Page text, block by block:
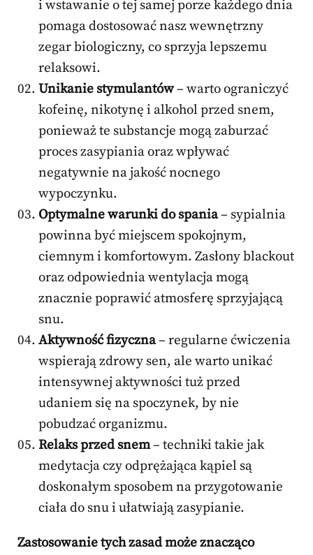
i wstawanie o tej samej porze każdego dnia
pomaga dostosować nasz wewnętrzny
zegar biologiczny, co sprzyja lepszemu
relaksowi.
Unikanie stymulantów– warto ograniczyć
kofeinę, nikotynę i alkohol przed snem,
ponieważ te substancje mogą zaburzać
proces zasypiania oraz wpływać
negatywnie na jakość nocnego
wypoczynku.
Optymalne warunki do spania– sypialnia
powinna być miejscem spokojnym,
ciemnym i komfortowym. Zasłony blackout
oraz odpowiednia wentylacja mogą
znacznie poprawić atmosferę sprzyjającą
snu.
Aktywność fizyczna– regularne ćwiczenia
wspierają zdrowy sen, ale warto unikać
intensywnej aktywności tuż przed
udaniem się na spoczynek, by nie
pobudzać organizmu.
Relaks przed snem– techniki takie jak
medytacja czy odprężająca kąpiel są
doskonałym sposobem na przygotowanie
ciała do snu i ułatwiają zasypianie.
Zastosowanie tych zasad może znacząco